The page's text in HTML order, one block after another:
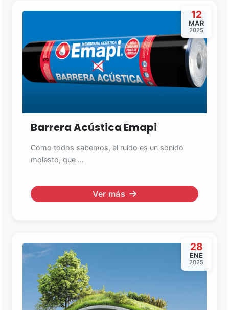
12
MAR
2025
Barrera Acústica Emapi
Como todos sabemos, el ruido es un sonido
molesto, que ...
Ver más
28
ENE
2025